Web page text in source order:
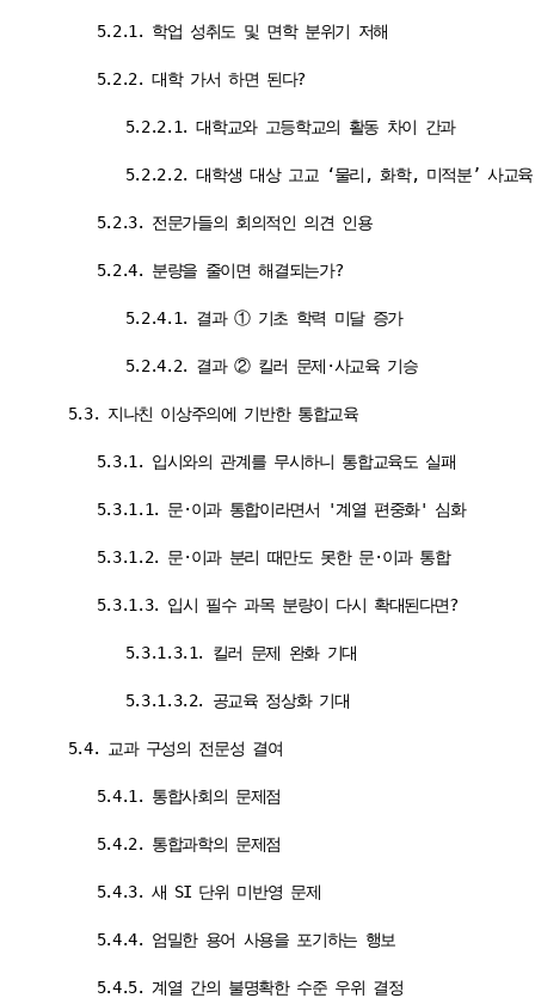
5.2.1. 학업 성취도 및 면학 분위기 저해
5.2.2. 대학 가서 하면 된다?
5.2.2.1. 대학교와 고등학교의 활동 차이 간과
5.2.2.2. 대학생 대상 고교 ‘물리, 화학, 미적분’ 사교
5.2.3. 전문가들의 회의적인 의견 인용
5.2.4. 분량을 줄이면 해결되는가?
5.2.4.1. 결과 ① 기초 학력 미달 증가
5.2.4.2. 결과 ② 킬러 문제·사교육 기승
5.3. 지나친 이상주의에 기반한 통합교육
5.3.1. 입시와의 관계를 무시하니 통합교육도 실패
5.3.1.1. 문·이과 통합이라면서 '계열 편중화' 심화
5.3.1.2. 문·이과 분리 때만도 못한 문·이과 통합
5.3.1.3. 입시 필수 과목 분량이 다시 확대된다면?
5.3.1.3.1. 킬러 문제 완화 기대
5.3.1.3.2. 공교육 정상화 기대
5.4. 교과 구성의 전문성 결여
5.4.1. 통합사회의 문제점
5.4.2. 통합과학의 문제점
5.4.3. 새 SI 단위 미반영 문제
5.4.4. 엄밀한 용어 사용을 포기하는 행보
5.4.5. 계열 간의 불명확한 수준 우위 결정